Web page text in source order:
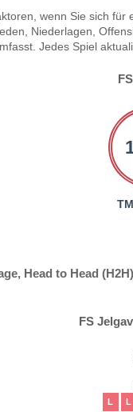
wenn Sie sich für
Niederlagen,
Jedes Spiel
Head to Head
FS
L L